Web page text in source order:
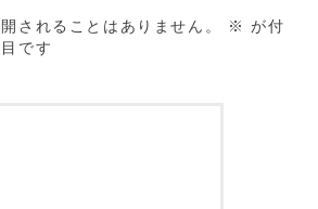
されることはありません。 ※ が付
です